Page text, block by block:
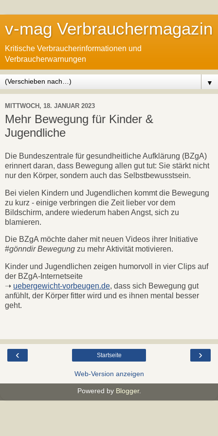
v-mag Verbrauchermagazin
Kritische Verbraucherinformationen und
Verbraucherwarnungen
▼
MITTWOCH, 18. JANUAR 2023
Mehr Bewegung für Kinder &
Jugendliche
Die Bundeszentrale für gesundheitliche Aufklärung (BZgA)
erinnert daran, dass Bewegung allen gut tut: Sie stärkt nicht
nur den Körper, sondern auch das Selbstbewusstsein.
Bei vielen Kindern und Jugendlichen kommt die Bewegung
zu kurz - einige verbringen die Zeit lieber vor dem
Bildschirm, andere wiederum haben Angst, sich zu
blamieren.
Die BZgA möchte daher mit neuen Videos ihrer Initiative
#gönndir Bewegung zu mehr Aktivität motivieren.
Kinder und Jugendlichen zeigen humorvoll in vier Clips auf
der BZgA-Internetseite
➝ uebergewicht-vorbeugen.de, dass sich Bewegung gut
anfühlt, der Körper fitter wird und es ihnen mental besser
geht.
‹ ›
Startseite
Web-Version anzeigen
Powered by Blogger.